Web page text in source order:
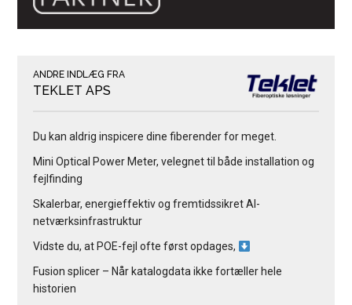
ANDRE INDLÆG FRA
TEKLET APS
Du kan aldrig inspicere dine fiberender for meget.
Mini Optical Power Meter, velegnet til både installation og
fejlfinding
Skalerbar, energieffektiv og fremtidssikret AI-
netværksinfrastruktur
Vidste du, at POE-fejl ofte først opdages,
Fusion splicer – Når katalogdata ikke fortæller hele
historien